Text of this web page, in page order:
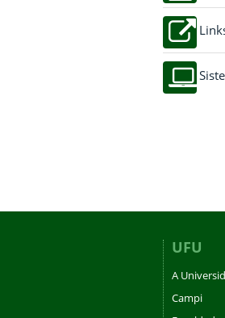
UFU
A
Campi